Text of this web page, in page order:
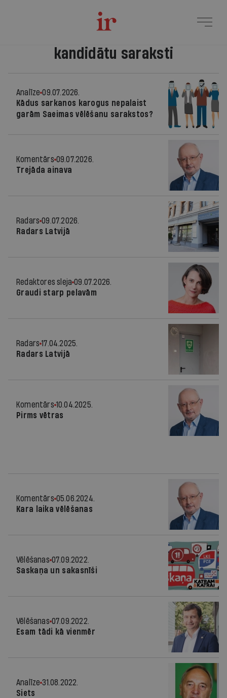
kandidātu saraksti
Analīze 09.07.2026.
Kādus sarkanos karogus nepalaist
garām Saeimas vēlēšanu sarakstos?
Komentārs 09.07.2026.
Trejāda ainava
Radars 09.07.2026.
Radars Latvijā
Redaktores sleja 09.07.2026.
Graudi starp pelavām
Radars 17.04.2025.
Radars Latvijā
Komentārs 10.04.2025.
Pirms vētras
Komentārs 05.06.2024.
Kara laika vēlēšanas
Vēlēšanas 07.09.2022.
Saskaņa un sakasnīši
Vēlēšanas 07.09.2022.
Esam tādi kā vienmēr
Analīze 31.08.2022.
Siets